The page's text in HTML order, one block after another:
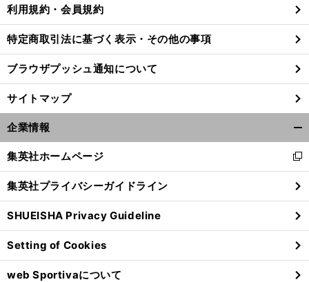
利用規約・会員規約
特定商取引法に基づく表示・その他の事項
ブラウザプッシュ通知について
サイトマップ
企業情報
閉
る
集英社ホームページ
新
し
い
ウ
ィ
ン
ド
ウ
で
集英社プライバシーガイドライン
SHUEISHA Privacy Guideline
Setting of Cookies
web Sportivaについて